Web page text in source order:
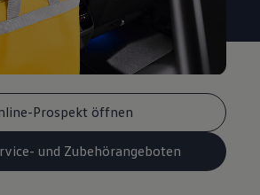
Prospekt öffnen
und Zubehörangeboten